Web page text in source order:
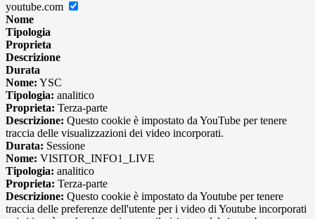
youtube.com
Nome
Tipologia
Proprieta
Descrizione
Durata
Nome: YSC
Tipologia: analitico
Proprieta: Terza-parte
Descrizione: Questo cookie è impostato da YouTube per tenere
traccia delle visualizzazioni dei video incorporati.
Durata: Sessione
Nome: VISITOR_INFO1_LIVE
Tipologia: analitico
Proprieta: Terza-parte
Descrizione: Questo cookie è impostato da Youtube per tenere
traccia delle preferenze dell'utente per i video di Youtube incorporati